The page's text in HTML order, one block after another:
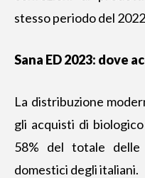
stesso periodo del
Sana ED 2023: dove
La distribuzione
gli acquisti di
58% del totale delle
domestici degli italiani.